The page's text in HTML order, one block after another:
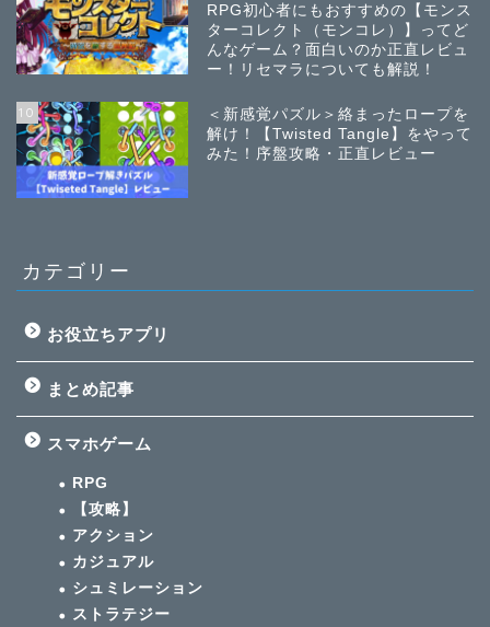
RPG初心者にもおすすめの【モンス
ターコレクト（モンコレ）】ってど
んなゲーム？面白いのか正直レビュ
ー！リセマラについても解説！
10
＜新感覚パズル＞絡まったロープを
解け！【Twisted Tangle】をやって
みた！序盤攻略・正直レビュー
カテゴリー
お役立ちアプリ
まとめ記事
スマホゲーム
RPG
【攻略】
アクション
カジュアル
シュミレーション
ストラテジー